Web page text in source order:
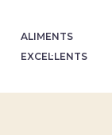
ALIMENTS
EXCEL·LENTS